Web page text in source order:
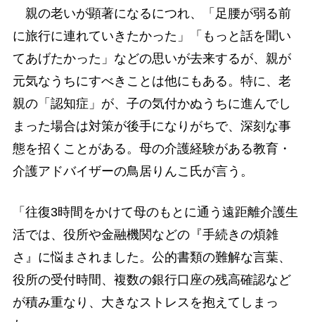
親の老いが顕著になるにつれ、「足腰が弱る前
に旅行に連れていきたかった」「もっと話を聞い
てあげたかった」などの思いが去来するが、親が
元気なうちにすべきことは他にもある。特に、老
親の「認知症」が、子の気付かぬうちに進んでし
まった場合は対策が後手になりがちで、深刻な事
態を招くことがある。母の介護経験がある教育・
介護アドバイザーの鳥居りんこ氏が言う。
「往復3時間をかけて母のもとに通う遠距離介護生
活では、役所や金融機関などの『手続きの煩雑
さ』に悩まされました。公的書類の難解な言葉、
役所の受付時間、複数の銀行口座の残高確認など
が積み重なり、大きなストレスを抱えてしまっ